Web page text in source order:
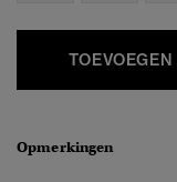
Opmerkingen